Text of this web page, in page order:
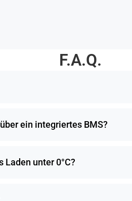
F.A.Q.
ein integriertes BMS?
Laden unter 0°C?